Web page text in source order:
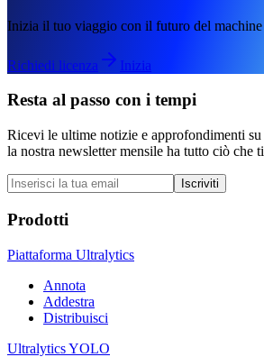
Inizia il tuo viaggio con il futuro del
Richiedi licenza Inizia
Resta al passo con i tempi
Ricevi le ultime notizie e approfondimenti
la nostra newsletter mensile ha tutto ciò che
Iscriviti
Prodotti
Piattaforma Ultralytics
Annota
Addestra
Distribuisci
Ultralytics YOLO